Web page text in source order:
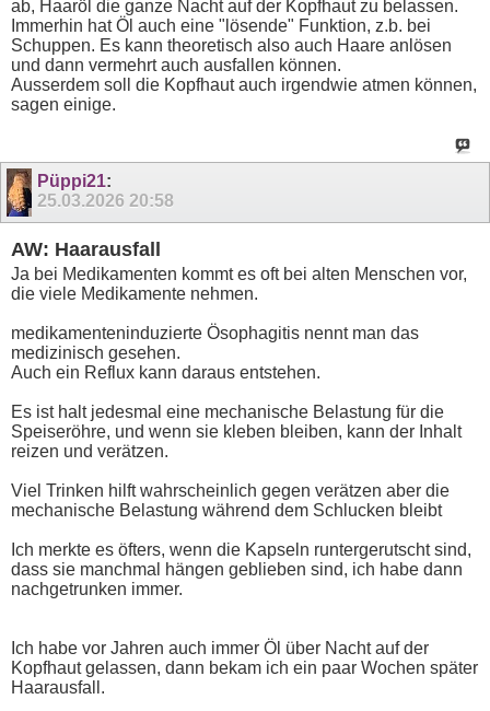
ab, Haaröl die ganze Nacht auf der Kopfhaut zu belassen.
Immerhin hat Öl auch eine "lösende" Funktion, z.b. bei
Schuppen. Es kann theoretisch also auch Haare anlösen
und dann vermehrt auch ausfallen können.
Ausserdem soll die Kopfhaut auch irgendwie atmen können,
sagen einige.
Püppi21:
25.03.2026 20:58
AW: Haarausfall
Ja bei Medikamenten kommt es oft bei alten Menschen vor,
die viele Medikamente nehmen.
medikamenteninduzierte Ösophagitis nennt man das
medizinisch gesehen.
Auch ein Reflux kann daraus entstehen.
Es ist halt jedesmal eine mechanische Belastung für die
Speiseröhre, und wenn sie kleben bleiben, kann der Inhalt
reizen und verätzen.
Viel Trinken hilft wahrscheinlich gegen verätzen aber die
mechanische Belastung während dem Schlucken bleibt
Ich merkte es öfters, wenn die Kapseln runtergerutscht sind,
dass sie manchmal hängen geblieben sind, ich habe dann
nachgetrunken immer.
Ich habe vor Jahren auch immer Öl über Nacht auf der
Kopfhaut gelassen, dann bekam ich ein paar Wochen später
Haarausfall.